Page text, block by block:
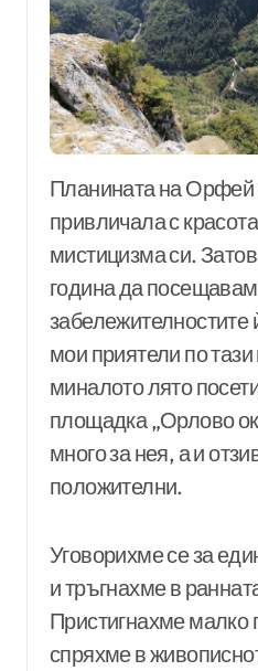
Планината на Орфей винаги ме е
привличала с
мистицизма си.
година да
забележителностите
мои приятели по тази
миналото лято
площадка „Орлово
много за нея, а и
положителни.
Уговорихме се за
и тръгнахме в
Пристигнахме малко
спряхме в